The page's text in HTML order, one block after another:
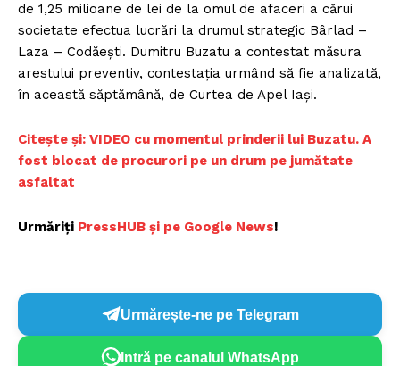
de 1,25 milioane de lei de la omul de afaceri a cărui
societate efectua lucrări la drumul strategic Bârlad –
Laza – Codăeşti. Dumitru Buzatu a contestat măsura
arestului preventiv, contestaţia urmând să fie analizată,
în această săptămână, de Curtea de Apel Iaşi.
Citește și: VIDEO cu momentul prinderii lui Buzatu. A
fost blocat de procurori pe un drum pe jumătate
asfaltat
Urmăriți PressHUB și pe Google News!
Urmărește-ne pe Telegram
Intră pe canalul WhatsApp